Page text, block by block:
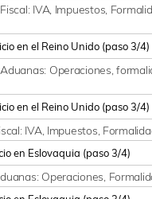
IVA, Impuestos,
Operaciones,
IVA, Impuestos,
Operaciones,